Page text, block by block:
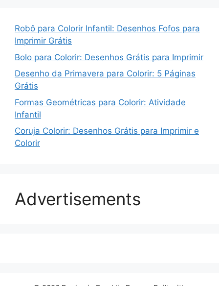
Robô para Colorir Infantil: Desenhos Fofos para
Imprimir Grátis
Bolo para Colorir: Desenhos Grátis para Imprimir
Desenho da Primavera para Colorir: 5 Páginas
Grátis
Formas Geométricas para Colorir: Atividade
Infantil
Coruja Colorir: Desenhos Grátis para Imprimir e
Colorir
Advertisements